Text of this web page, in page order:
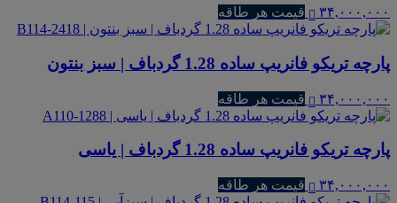
۳۴,۰۰۰,۰۰۰ قیمت هر طاقه
پارچه تریکو فانریپ ساده 1.28 گردباف | سبز بنتون
۳۴,۰۰۰,۰۰۰ قیمت هر طاقه
پارچه تریکو فانریپ ساده 1.28 گردباف | یاسی
۳۴,۰۰۰,۰۰۰ قیمت هر طاقه